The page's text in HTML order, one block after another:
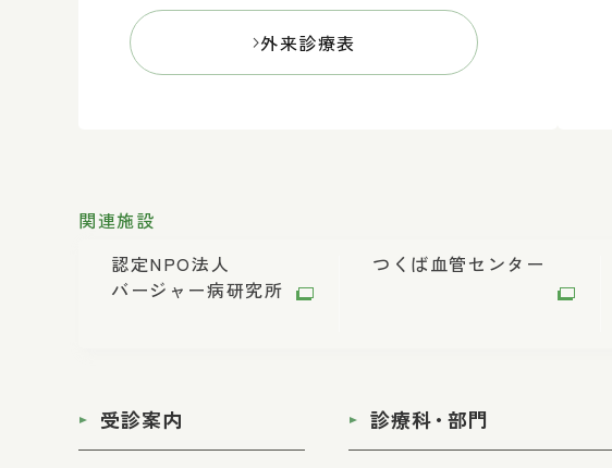
外来診療表
関連施設
認定NPO法人
バージャー病研究所
つくば血管センター
受診案内 診療科・ 部門